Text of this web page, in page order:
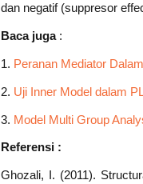
dan negatif (suppresor
Baca juga :
1. Peranan Mediator
2. Uji Inner Model dalam
3. Model Multi Group
Referensi :
Ghozali, I. (2011).